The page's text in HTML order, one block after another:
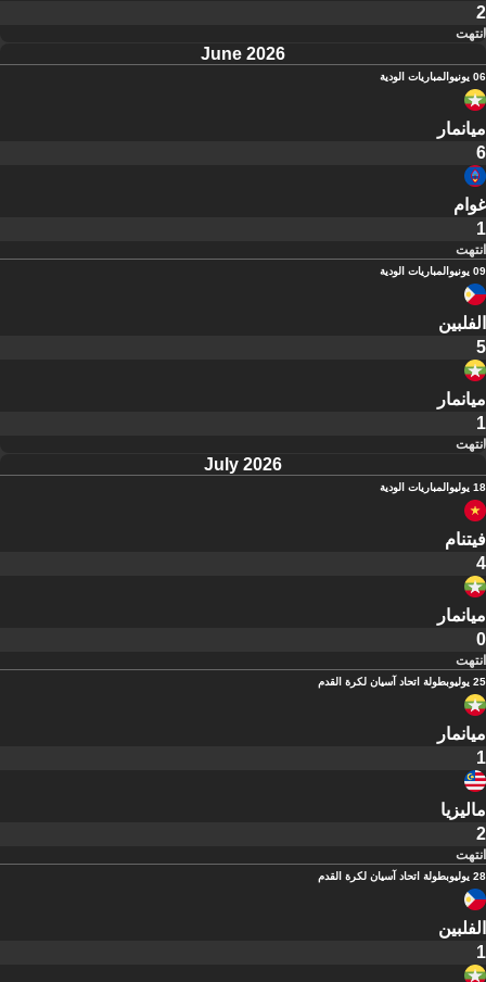
2
انتهت
June 2026
06 يونيو المباريات الودية
ميانمار
6
غوام
1
انتهت
09 يونيو المباريات الودية
الفلبين
5
ميانمار
1
انتهت
July 2026
18 يوليو المباريات الودية
فيتنام
4
ميانمار
0
انتهت
25 يوليو بطولة اتحاد آسيان لكرة القدم
ميانمار
1
ماليزيا
2
انتهت
28 يوليو بطولة اتحاد آسيان لكرة القدم
الفلبين
1